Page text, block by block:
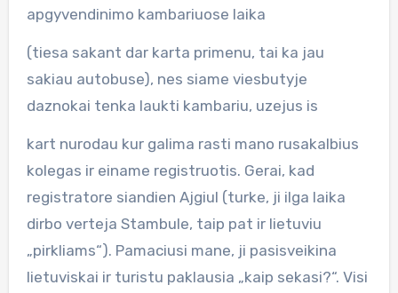
apgyvendinimo kambariuose laika
(tiesa sakant dar karta primenu, tai ka jau
sakiau autobuse), nes siame viesbutyje
daznokai tenka laukti kambariu, uzejus is
kart nurodau kur galima rasti mano rusakalbius
kolegas ir einame registruotis. Gerai, kad
registratore siandien Ajgiul (turke, ji ilga laika
dirbo verteja Stambule, taip pat ir lietuviu
„pirkliams“). Pamaciusi mane, ji pasisveikina
lietuviskai ir turistu paklausia „kaip sekasi?“. Visi